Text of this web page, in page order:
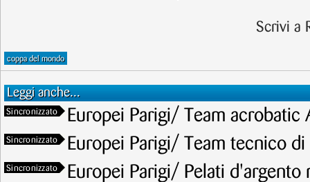
Scrivi a
coppa del mondo
Leggi anche...
Sincronizzato Europei Parigi/ Team acrobatic
Sincronizzato Europei Parigi/ Team tecnico
Sincronizzato
Europei Parigi/ Pelati